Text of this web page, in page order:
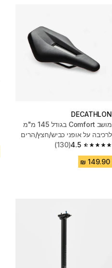
DECATHLON
מושב Comfort בגודל 145 מ"מ
לרכיבה על אופני כביש/חצץ/הרים
4.5
4.5 out of 5 stars from 130 reviews
(130)